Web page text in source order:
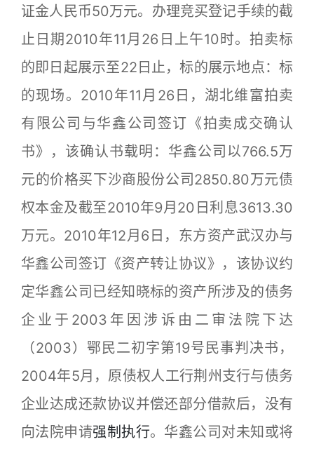
证金人民币50万元。办理竞买登记手续的截
止日期2010年11月26日上午10时。拍卖标
的即日起展示至22日止，标的展示地点：标
的现场。2010年11月26日，湖北维富拍卖
有限公司与华鑫公司签订《拍卖成交确认
书》，该确认书载明：华鑫公司以766.5万
元的价格买下沙商股份公司2850.80万元债
权本金及截至2010年9月20日利息3613.30
万元。2010年12月6日，东方资产武汉办与
华鑫公司签订《资产转让协议》，该协议约
定华鑫公司已经知晓标的资产所涉及的债务
企业于2003年因涉诉由二审法院下达
（2003）鄂民二初字第19号民事判决书，
2004年5月，原债权人工行荆州支行与债务
企业达成还款协议并偿还部分借款后，没有
向法院申请强制执行。华鑫公司对未知或将